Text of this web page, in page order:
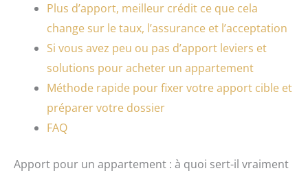
Plus d’apport, meilleur crédit ce que cela
change sur le taux, l’assurance et l’acceptation
Si vous avez peu ou pas d’apport leviers et
solutions pour acheter un appartement
Méthode rapide pour fixer votre apport cible et
préparer votre dossier
FAQ
Apport pour un appartement : à quoi sert-il vraiment